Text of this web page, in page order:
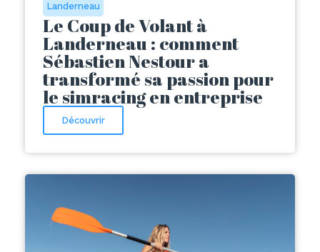
Landerneau
Le Coup de Volant à
Landerneau : comment
Sébastien Nestour a
transformé sa passion pour
le simracing en entreprise
Découvrir